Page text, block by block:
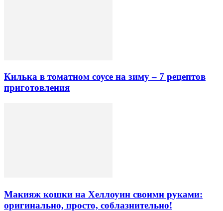
Килька в томатном соусе на зиму – 7 рецептов
приготовления
Макияж кошки на Хеллоуин своими руками:
оригинально, просто, соблазнительно!